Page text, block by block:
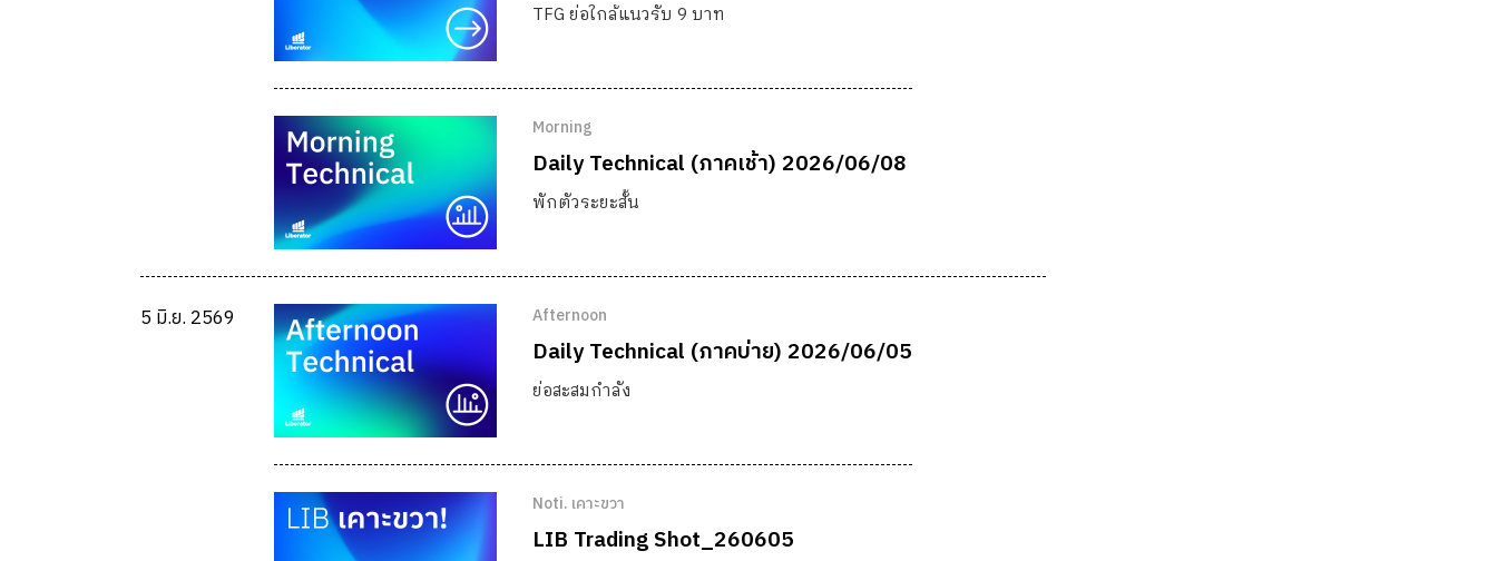
TFG ย่อใกล้แนวรับ 9 บาท
Morning
Daily Technical (ภาคเช้า) 2026/06/08
พักตัวระยะสั้น
5 มิ.ย. 2569 Afternoon
Daily Technical (ภาคบ่าย) 2026/06/05
ย่อสะสมกำลัง
Noti. เคาะขวา
LIB Trading Shot_260605